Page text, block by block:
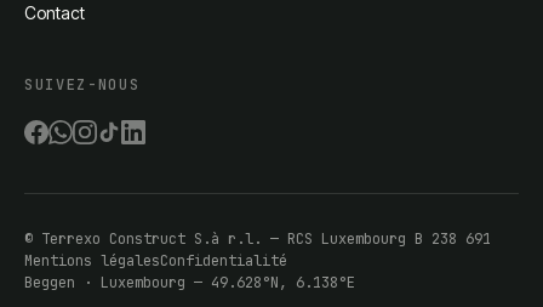
Contact
SUIVEZ-NOUS
© Terrexo Construct S.à r.l. — RCS Luxembourg B 238 691
Mentions légalesConfidentialité
Beggen · Luxembourg — 49.628°N, 6.138°E